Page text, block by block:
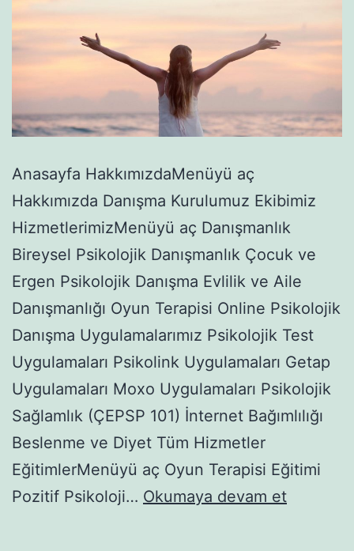
Anasayfa HakkımızdaMenüyü aç
Hakkımızda Danışma Kurulumuz Ekibimiz
HizmetlerimizMenüyü aç Danışmanlık
Bireysel Psikolojik Danışmanlık Çocuk ve
Ergen Psikolojik Danışma Evlilik ve Aile
Danışmanlığı Oyun Terapisi Online Psikolojik
Danışma Uygulamalarımız Psikolojik Test
Uygulamaları Psikolink Uygulamaları Getap
Uygulamaları Moxo Uygulamaları Psikolojik
Sağlamlık (ÇEPSP 101) İnternet Bağımlılığı
Beslenme ve Diyet Tüm Hizmetler
EğitimlerMenüyü aç Oyun Terapisi Eğitimi
Pozitif Psikoloji… Okumaya devam et